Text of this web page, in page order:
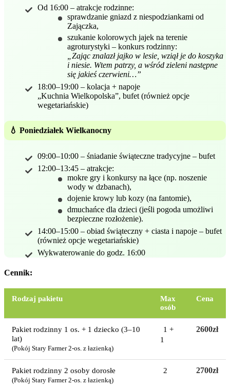
Od 16:00 – atrakcje rodzinne:
sprawdzanie gniazd z niespodziankami od
Zajączka,
szukanie kolorowych jajek na terenie
agroturystyki – konkurs rodzinny:
„Zając znalazł jajko w lesie, wziął je do koszyka
i niesie. Wtem patrzy, a wśród zieleni następne
się jakieś czerwieni…”
18:00–19:00 – kolacja + napoje
„Kuchnia Wielkopolska”, bufet (również opcje
wegetariańskie)
💧 Poniedziałek Wielkanocny
09:00–10:00 – śniadanie świąteczne tradycyjne – bufet
12:00–13:45 – atrakcje:
mokre gry i konkursy na łące (np. noszenie
wody w dzbanach),
dojenie krowy lub kozy (na fantomie),
dmuchańce dla dzieci (jeśli pogoda umożliwi
bezpieczne rozłożenie).
14:00–15:00 – obiad świąteczny + ciasta i napoje – bufet
(również opcje wegetariańskie)
Wykwaterowanie do godz. 16:00
Cennik:
Rodzaj pakietu
Max
osób
Cena
Pakiet rodzinny 1 os. + 1 dziecko (3–10
lat)
(Pokój Stary Farmer 2-os. z łazienką)
1 +
1
2600zł
Pakiet rodzinny 2 osoby dorosłe
(Pokój Stary Farmer 2-os. z łazienką)
2 2700zł